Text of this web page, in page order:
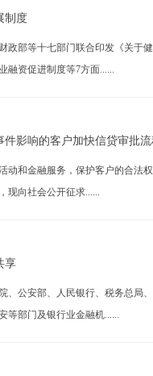
制度
政部等十七部门联合印发《关
融资促进制度等7方面......
影响的客户加快信贷审批
动和金融服务，保护客户的合法
现向社会公开征求......
享
、公安部、人民银行、税务总
等部门及银行业金融机......